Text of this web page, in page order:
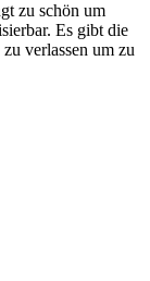
zu schön um
Es gibt die
verlassen um zu